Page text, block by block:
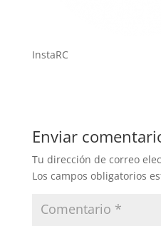
InstaRC
Enviar
Tu dirección de correo
Los campos obligatorios